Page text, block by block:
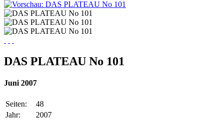
DAS PLATEAU No 101
Juni 2007
Seiten:
48
Jahr:
2007